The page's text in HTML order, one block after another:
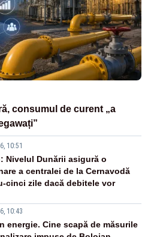
consumul de curent „a
10:51
Nivelul Dunării asigură o
a centralei de la Cernavodă
cinci zile dacă debitele vor
10:43
energie. Cine scapă de măsurile